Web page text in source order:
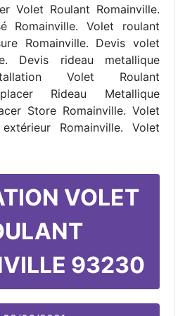
Volet Roulant Romainville.
Romainville. Volet roulant
Romainville. Devis volet
Devis rideau metallique
Volet Roulant
Rideau Metallique
Store Romainville. Volet
Romainville. Volet
VOLET
93230